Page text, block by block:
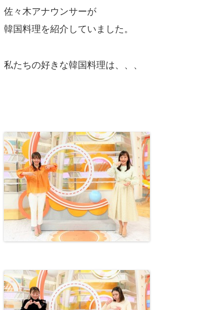
佐々木アナウンサーが
韓国料理を紹介していました。
私たちの好きな韓国料理は、、、